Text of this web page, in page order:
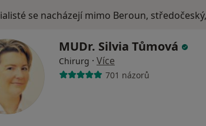
se nacházejí mimo Beroun,
MUDr. Silvia Tůmová
Chirurg · Více
701 názorů